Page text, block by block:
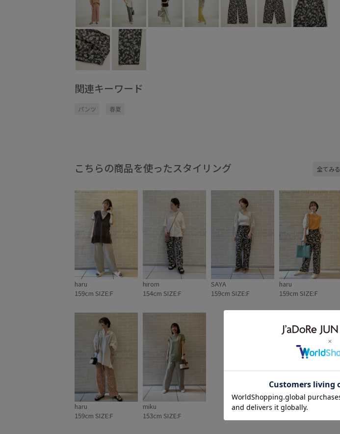
関連キーワード
パンツ 春夏
こちらの商品を使ったスタイリング 全てみる
haru
159cm SIZE:F
hirom
154cm SIZE:F
SAYA
159cm SIZE:F
haru
159cm SIZE:F
haru
159cm SIZE:F
miku
153cm SIZE:F